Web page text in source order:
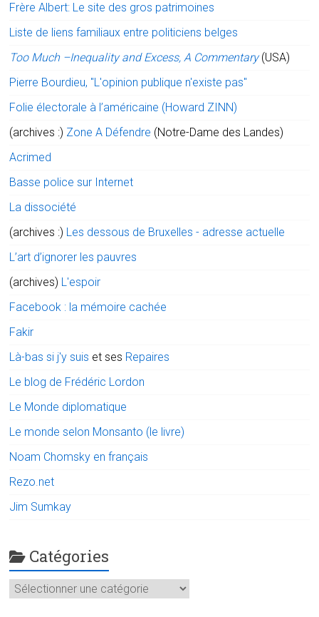
Frère Albert: Le site des gros patrimoines
Liste de liens familiaux entre politiciens belges
Too Much –Inequality and Excess, A Commentary (USA)
Pierre Bourdieu, "L'opinion publique n'existe pas"
Folie électorale à l’américaine (Howard ZINN)
(archives :) Zone A Défendre (Notre-Dame des Landes)
Acrimed
Basse police sur Internet
La dissociété
(archives :) Les dessous de Bruxelles - adresse actuelle
L’art d’ignorer les pauvres
(archives) L'espoir
Facebook : la mémoire cachée
Fakir
Là-bas si j'y suis et ses Repaires
Le blog de Frédéric Lordon
Le Monde diplomatique
Le monde selon Monsanto (le livre)
Noam Chomsky en français
Rezo.net
Jim Sumkay
Catégories
Catégories